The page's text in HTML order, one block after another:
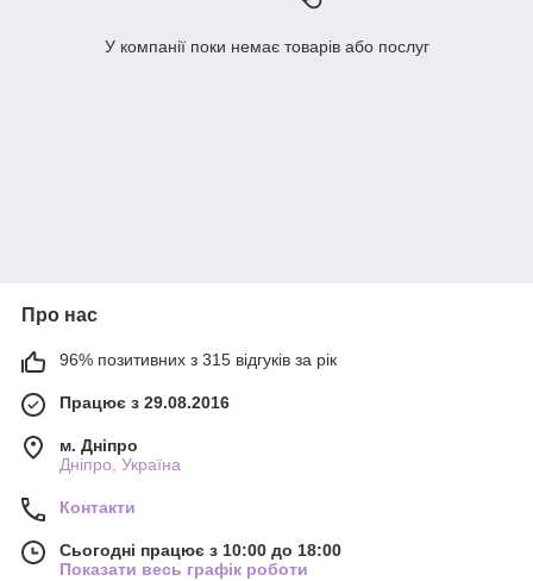
У компанії поки немає товарів або послуг
Про нас
96% позитивних з 315 відгуків за рік
Працює з 29.08.2016
м. Дніпро
Дніпро, Україна
Контакти
Сьогодні працює з 10:00 до 18:00
Показати весь графік роботи